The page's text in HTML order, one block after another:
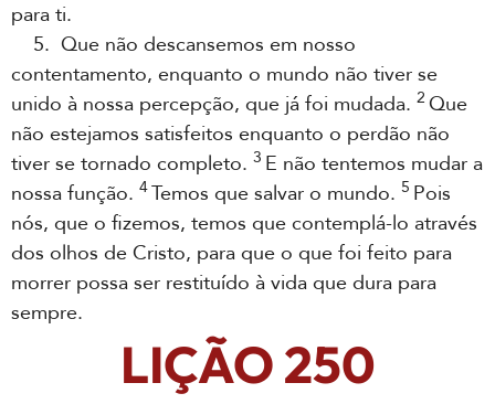
para ti.
5. Que não descansemos em nosso
contentamento, enquanto o mundo não tiver se
unido à nossa percepção, que já foi mudada. 2 Que
não estejamos satisfeitos enquanto o perdão não
tiver se tornado completo. 3 E não tentemos mudar a
nossa função. 4Temos que salvar o mundo. 5 Pois
nós, que o fizemos, temos que contemplá-lo através
dos olhos de Cristo, para que o que foi feito para
morrer possa ser restituído à vida que dura para
sempre.
LIÇÃO 250